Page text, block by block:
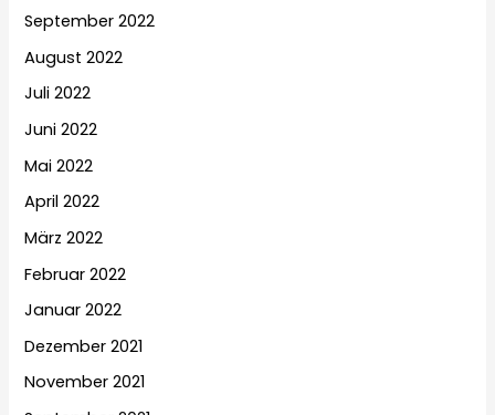
September 2022
August 2022
Juli 2022
Juni 2022
Mai 2022
April 2022
März 2022
Februar 2022
Januar 2022
Dezember 2021
November 2021